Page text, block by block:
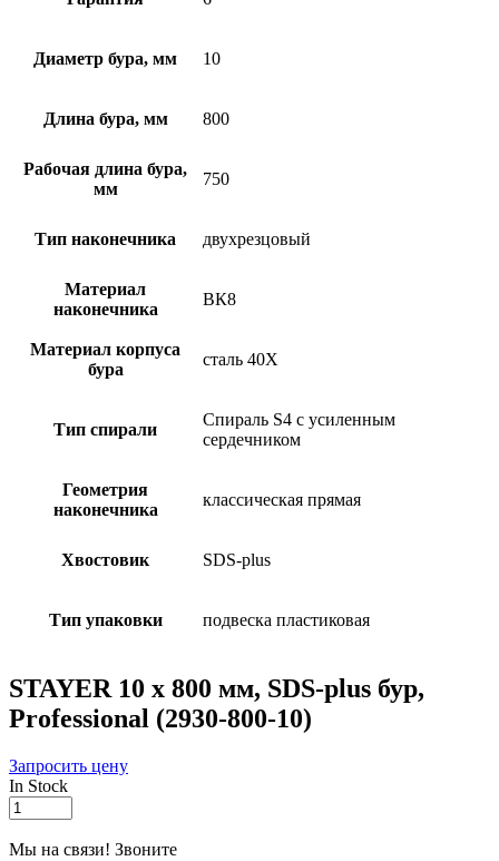
Диаметр бура, мм 10
Длина бура, мм 800
Рабочая длина бура,
мм
750
Тип наконечника двухрезцовый
Материал
наконечника
ВК8
Материал корпуса
бура
сталь 40Х
Тип спирали
Спираль S4 с усиленным
сердечником
Геометрия
наконечника
классическая прямая
Хвостовик SDS-plus
Тип упаковки подвеска пластиковая
STAYER 10 x 800 мм, SDS-plus бур,
Professional (2930-800-10)
Запросить цену
In Stock
STAYER
10
x
Мы на связи! Звоните